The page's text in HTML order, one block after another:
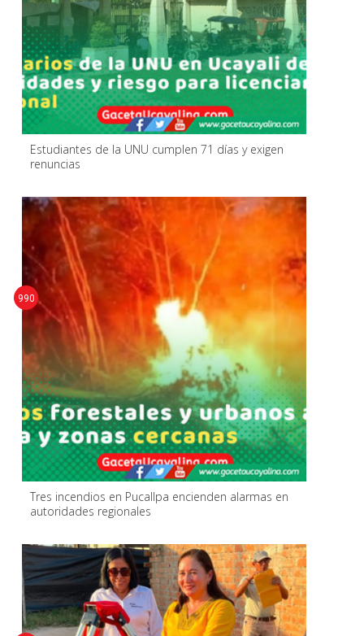
Estudiantes de la UNU cumplen 71 días y exigen
renuncias
Tres incendios en Pucallpa encienden alarmas en
autoridades regionales
990